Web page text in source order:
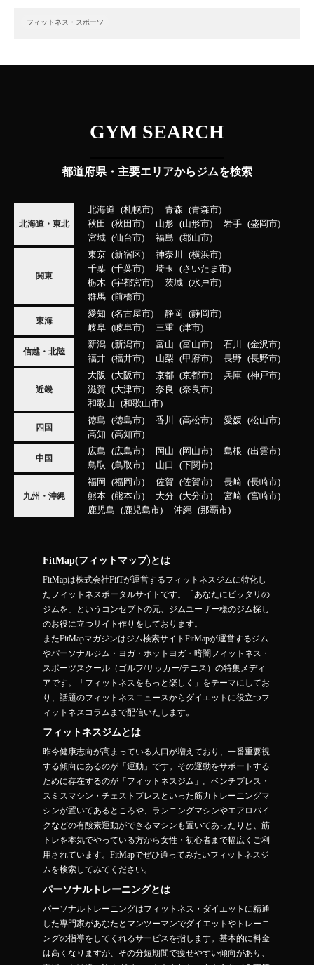
フィットネス・スポーツ
GYM SEARCH
都道府県・主要エリアからジムを検索
北海道・東北
北海道 札幌市 青森
青森市
秋田
秋田市 山形 山形市 岩手
盛岡市
宮城
仙台市 福島 郡山市
関東
東京 新宿区 神奈川
横浜市
千葉
千葉市 埼玉
さいたま市
栃木
宇都宮市 茨城
水戸市
群馬
前橋市
東海
愛知 名古屋市 静岡
静岡市
岐阜
岐阜市 三重 津市
信越・北陸
新潟 新潟市 富山 富山市 石川
金沢市
福井
福井市 山梨 甲府市 長野 長野市
近畿
大阪 大阪市 京都 京都市 兵庫
神戸市
滋賀
大津市 奈良
奈良市
和歌山
和歌山市
四国
徳島 徳島市 香川 高松市 愛媛
松山市
高知
高知市
中国
広島 広島市 岡山 岡山市 島根
出雲市
鳥取
鳥取市 山口 下関市
九州・沖縄
福岡 福岡市 佐賀 佐賀市 長崎
長崎市
熊本
熊本市 大分 大分市 宮崎
宮崎市
鹿児島
鹿児島市 沖縄 那覇市
FitMap(フィットマップ)とは
FitMapは株式会社FiiTが運営するフィットネスジムに特化し
たフィットネスポータルサイトです。「あなたにピッタリの
ジムを」というコンセプトの元、ジムユーザー様のジム探し
のお役に立つサイト作りをしております。
またFitMapマガジンはジム検索サイトFitMapが運営するジム
やパーソナルジム・ヨガ・ホットヨガ・暗闇フィットネス・
スポーツスクール（ゴルフ/サッカー/テニス）の特集メディ
アです。「フィットネスをもっと楽しく」をテーマにしてお
り、話題のフィットネスニュースからダイエットに役立つフ
ィットネスコラムまで配信いたします。
フィットネスジムとは
昨今健康志向が高まっている人口が増えており、一番重要視
する傾向にあるのが「運動」です。その運動をサポートする
ために存在するのが「フィットネスジム」。ベンチプレス・
スミスマシン・チェストプレスといった筋力トレーニングマ
シンが置いてあるところや、ランニングマシンやエアロバイ
クなどの有酸素運動ができるマシンも置いてあったりと、筋
トレを本気でやっている方から女性・初心者まで幅広くご利
用されています。FitMapでぜひ通ってみたいフィットネスジ
ムを検索してみてください。
パーソナルトレーニングとは
パーソナルトレーニングはフィットネス・ダイエットに精通
した専門家があなたとマンツーマンでダイエットやトレーニ
ングの指導をしてくれるサービスを指します。基本的に料金
は高くなりますが、その分短期間で痩せやすい傾向があり、